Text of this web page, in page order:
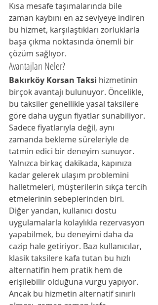
Kısa mesafe taşımalarında bile
zaman kaybını en az seviyeye indiren
bu hizmet, karşılaştıkları zorluklarla
başa çıkma noktasında önemli bir
çözüm sağlıyor.
Avantajları Neler?
Bakırköy Korsan Taksi hizmetinin
birçok avantajı bulunuyor. Öncelikle,
bu taksiler genellikle yasal taksilere
göre daha uygun fiyatlar sunabiliyor.
Sadece fiyatlarıyla değil, aynı
zamanda bekleme süreleriyle de
tatmin edici bir deneyim sunuyor.
Yalnızca birkaç dakikada, kapınıza
kadar gelerek ulaşım problemini
halletmeleri, müşterilerin sıkça tercih
etmelerinin sebeplerinden biri.
Diğer yandan, kullanıcı dostu
uygulamalarla kolaylıkla rezervasyon
yapabilmek, bu deneyimi daha da
cazip hale getiriyor. Bazı kullanıcılar,
klasik taksilere kafa tutan bu hızlı
alternatifin hem pratik hem de
erişilebilir olduğuna vurgu yapıyor.
Ancak bu hizmetin alternatif sınırlı